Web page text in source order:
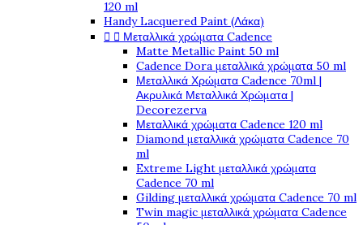
120 ml
Handy Lacquered Paint (Λάκα)
  Μεταλλικά χρώματα Cadence
Matte Metallic Paint 50 ml
Cadence Dora μεταλλικά χρώματα 50 ml
Μεταλλικά Χρώματα Cadence 70ml |
Ακρυλικά Μεταλλικά Χρώματα |
Decorezerva
Μεταλλικά χρώματα Cadence 120 ml
Diamond μεταλλικά χρώματα Cadence 70
ml
Extreme Light μεταλλικά χρώματα
Cadence 70 ml
Gilding μεταλλικά χρώματα Cadence 70 ml
Twin magic μεταλλικά χρώματα Cadence